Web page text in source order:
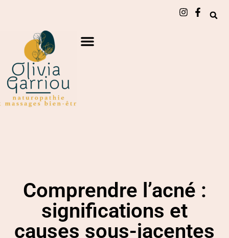
Comprendre l’acné :
significations et
causes sous-jacentes